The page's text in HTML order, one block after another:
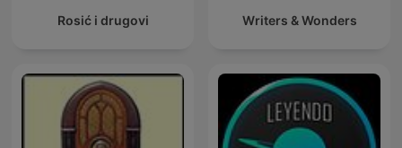
Rosić i drugovi Writers & Wonders